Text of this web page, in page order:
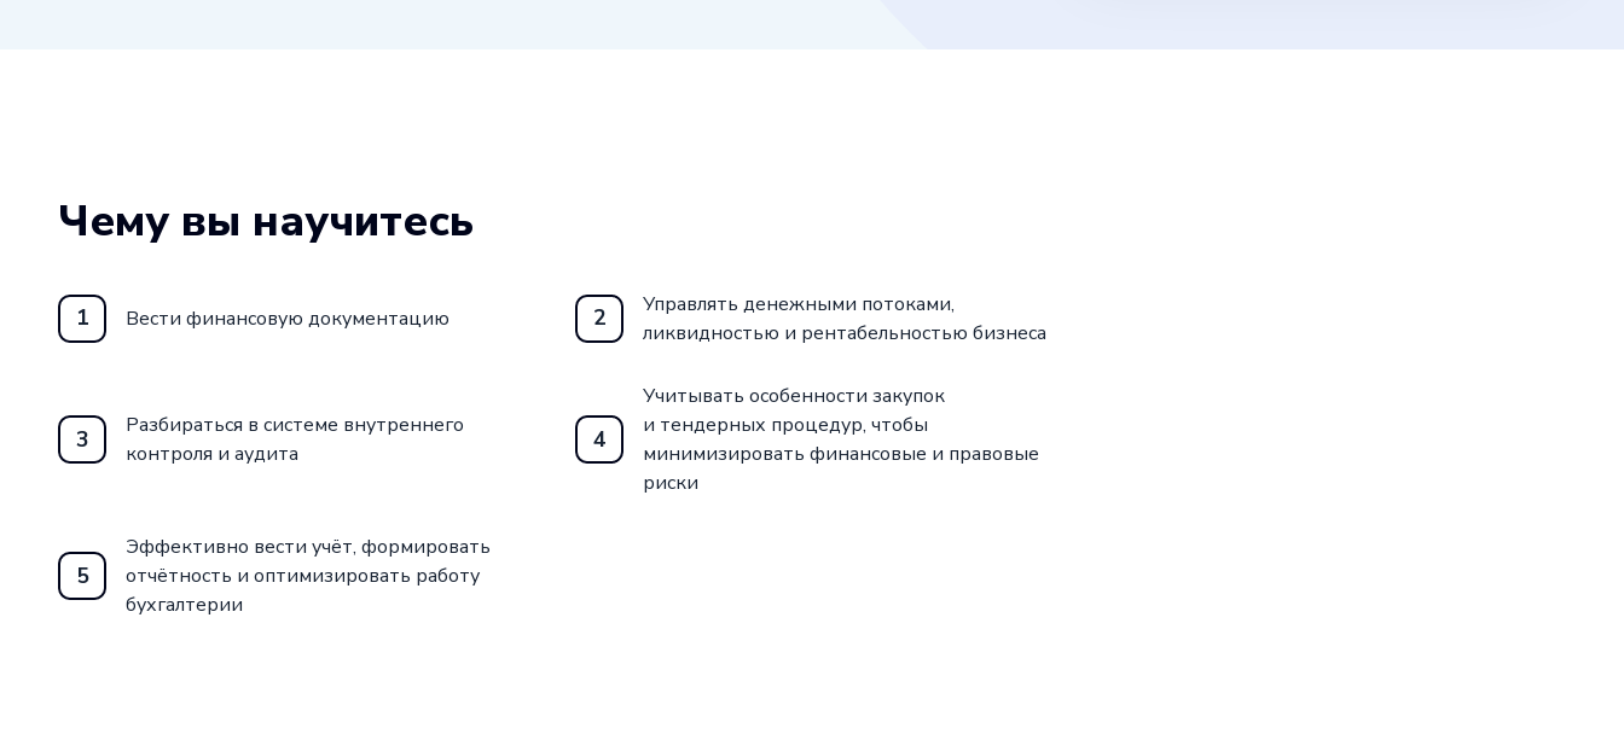
Чему вы научитесь
1 Вести финансовую документацию 2
Управлять денежными потоками,
ликвидностью и рентабельностью бизнеса
3
Разбираться в системе внутреннего
контроля и аудита
4
Учитывать особенности закупок
и тендерных процедур, чтобы
минимизировать финансовые и правовые
риски
5
Эффективно вести учёт, формировать
отчётность и оптимизировать работу
бухгалтерии